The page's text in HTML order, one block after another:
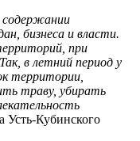
содержании
бизнеса и власти.
при
в летний период у
территории,
траву, убирать
Усть-Кубинского